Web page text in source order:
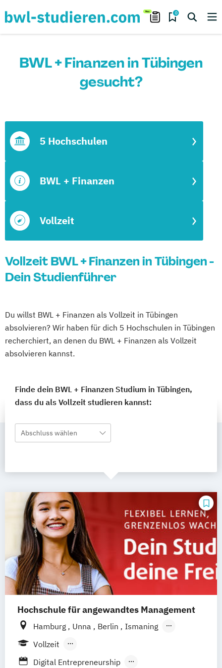
0
BWL + Finanzen in Tübingen
gesucht?
Vollzeit
BWL + Finanzen
5 Hochschulen
Vollzeit BWL + Finanzen in Tübingen -
Dein Studienführer
Du willst BWL + Finanzen als Vollzeit in Tübingen
absolvieren? Wir haben für dich 5 Hochschulen in Tübingen
recherchiert, an denen du BWL + Finanzen als Vollzeit
absolvieren kannst.
Finde dein BWL + Finanzen Studium in Tübingen,
dass du als Vollzeit studieren kannst:
Abschluss wählen
Hochschule für angewandtes Management
Hamburg Unna Berlin
Ismaning
Mannheim
Vollzeit
Berufsbegleitendes Präsenzstudium
Digital Entrepreneurship